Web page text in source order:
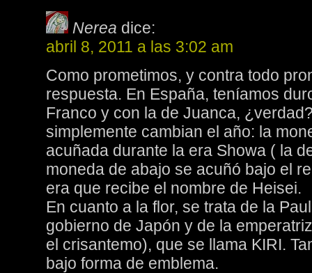
Nerea dice:
abril 8, 2011 a las 3:02 am
Como prometimos, y contra todo
respuesta. En España, teníamos
Franco y con la de Juanca,
simplemente cambian el año: la
acuñada durante la era Showa ( la
moneda de abajo se acuñó bajo el
era que recibe el nombre de Heisei.
En cuanto a la flor, se trata de la
gobierno de Japón y de la
el crisantemo), que se llama KIRI.
bajo forma de emblema.